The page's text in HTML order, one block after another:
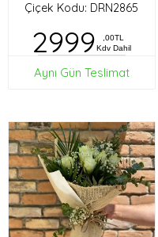
Çiçek Kodu: DRN2865
2999
,00TL
Kdv Dahil
Aynı Gün Teslimat